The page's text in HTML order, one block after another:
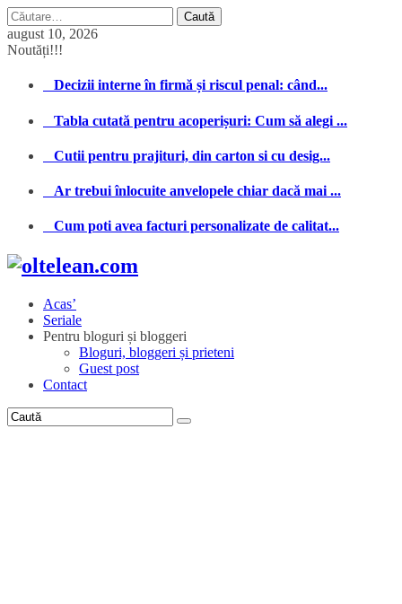
Caută
după:
august 10, 2026
Noutăți!!!
Decizii interne în firmă și riscul penal: când...
Tabla cutată pentru acoperișuri: Cum să alegi ...
Cutii pentru prajituri, din carton si cu desig...
Ar trebui înlocuite anvelopele chiar dacă mai ...
Cum poti avea facturi personalizate de calitat...
Acas’
Seriale
Pentru bloguri și bloggeri
Bloguri, bloggeri și prieteni
Guest post
Contact